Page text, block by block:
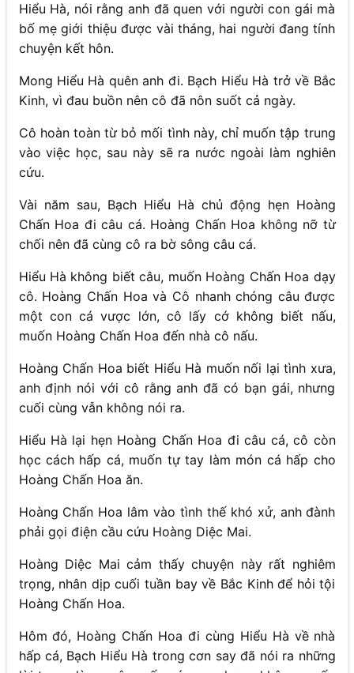
Hiểu Hà, nói rằng anh đã quen với người con gái mà
bố mẹ giới thiệu được vài tháng, hai người đang tính
chuyện kết hôn.
Mong Hiểu Hà quên anh đi. Bạch Hiểu Hà trở về Bắc
Kinh, vì đau buồn nên cô đã nôn suốt cả ngày.
Cô hoàn toàn từ bỏ mối tình này, chỉ muốn tập trung
vào việc học, sau này sẽ ra nước ngoài làm nghiên
cứu.
Vài năm sau, Bạch Hiểu Hà chủ động hẹn Hoàng
Chấn Hoa đi câu cá. Hoàng Chấn Hoa không nỡ từ
chối nên đã cùng cô ra bờ sông câu cá.
Hiểu Hà không biết câu, muốn Hoàng Chấn Hoa dạy
cô. Hoàng Chấn Hoa và Cô nhanh chóng câu được
một con cá vược lớn, cô lấy cớ không biết nấu,
muốn Hoàng Chấn Hoa đến nhà cô nấu.
Hoàng Chấn Hoa biết Hiểu Hà muốn nối lại tình xưa,
anh định nói với cô rằng anh đã có bạn gái, nhưng
cuối cùng vẫn không nói ra.
Hiểu Hà lại hẹn Hoàng Chấn Hoa đi câu cá, cô còn
học cách hấp cá, muốn tự tay làm món cá hấp cho
Hoàng Chấn Hoa ăn.
Hoàng Chấn Hoa lâm vào tình thế khó xử, anh đành
phải gọi điện cầu cứu Hoàng Diệc Mai.
Hoàng Diệc Mai cảm thấy chuyện này rất nghiêm
trọng, nhân dịp cuối tuần bay về Bắc Kinh để hỏi tội
Hoàng Chấn Hoa.
Hôm đó, Hoàng Chấn Hoa đi cùng Hiểu Hà về nhà
hấp cá, Bạch Hiểu Hà trong cơn say đã nói ra những